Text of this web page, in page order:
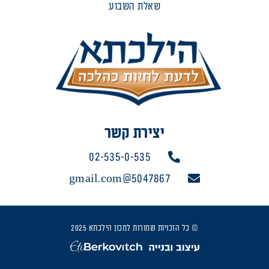
יצירת קשר
02-535-0-535
5047867@gmail.com
שאלת השבוע
© כל הזכויות שמורות למכון הילכתא 2025